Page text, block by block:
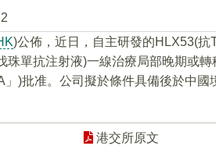
)公佈，近日，自主研發的HLX53(
珠單抗注射液)一線治療局部晚期或
)批准。公司擬於條件具備後於中國
港交所原文